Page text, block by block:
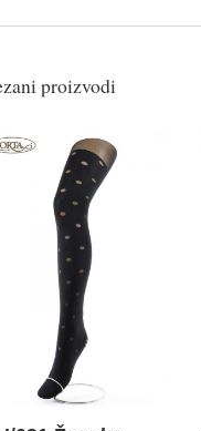
proizvodi